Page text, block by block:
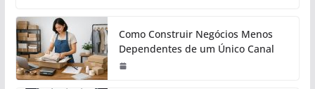
Como Construir Negócios Menos
Dependentes de um Único Canal